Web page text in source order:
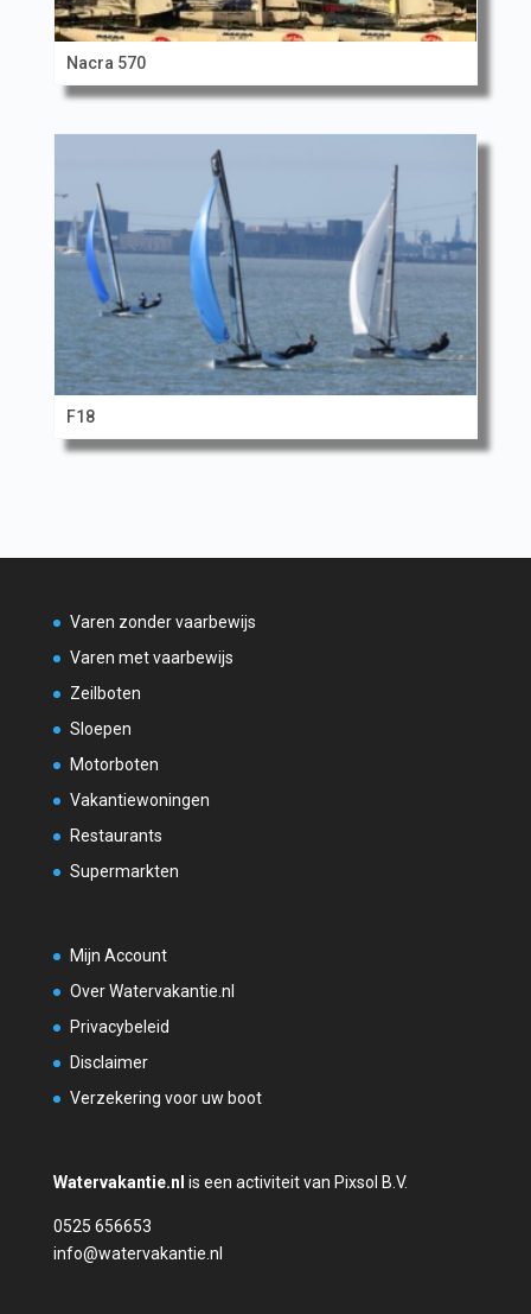
Nacra 570
F18
Varen zonder vaarbewijs
Varen met vaarbewijs
Zeilboten
Sloepen
Motorboten
Vakantiewoningen
Restaurants
Supermarkten
Mijn Account
Over Watervakantie.nl
Privacybeleid
Disclaimer
Verzekering voor uw boot
Watervakantie.nl is een activiteit van Pixsol B.V.
0525 656653
info@watervakantie.nl